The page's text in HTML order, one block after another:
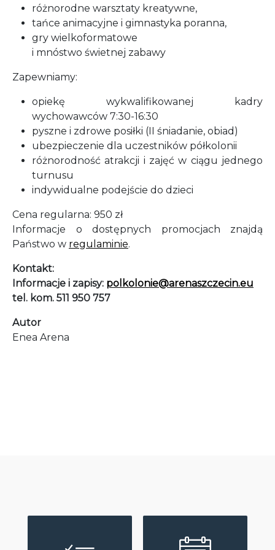
różnorodne warsztaty kreatywne,
tańce animacyjne i gimnastyka poranna,
gry wielkoformatowe
i mnóstwo świetnej zabawy
Zapewniamy:
opiekę wykwalifikowanej kadry
wychowawców 7:30-16:30
pyszne i zdrowe posiłki (II śniadanie, obiad)
ubezpieczenie dla uczestników półkolonii
różnorodność atrakcji i zajęć w ciągu jednego
turnusu
indywidualne podejście do dzieci
Cena regularna: 950 zł
Informacje o dostępnych promocjach znajdą
Państwo w regulaminie.
Kontakt:
Informacje i zapisy: polkolonie@arenaszczecin.eu
tel. kom. 511 950 757
Autor
Enea Arena